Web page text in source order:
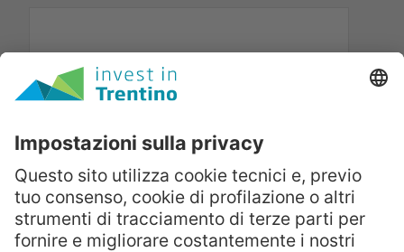
Cognome
Consenso al trattamento dei dati
Dichiaro di aver preso visione della